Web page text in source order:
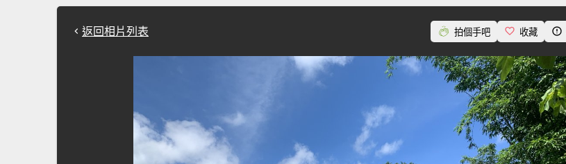
返回相片列表 拍個手吧 收藏